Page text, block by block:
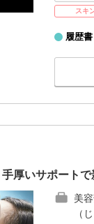
スキ
履歴
手厚いサポート
美
（